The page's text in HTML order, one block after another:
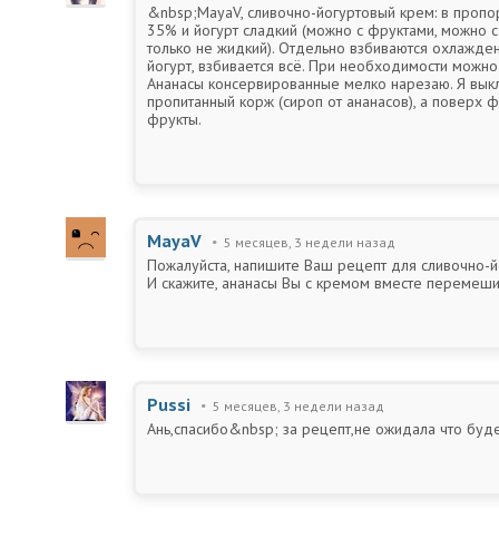
&nbsp;MayaV, сливочно-йогуртовый крем: в
35% и йогурт сладкий (можно с фруктами,
только не жидкий). Отдельно взбиваются
йогурт, взбивается всё. При необходимости
Ананасы консервированные мелко нарезаю. Я
пропитанный корж (сироп от ананасов), а поверх
фрукты.
MayaV 5 месяцев, 3 недели назад
Пожалуйста, напишите Ваш рецепт для сливочно-
И скажите, ананасы Вы с кремом вместе
Pussi 5 месяцев, 3 недели назад
Ань,спасибо&nbsp; за рецепт,не ожидала что